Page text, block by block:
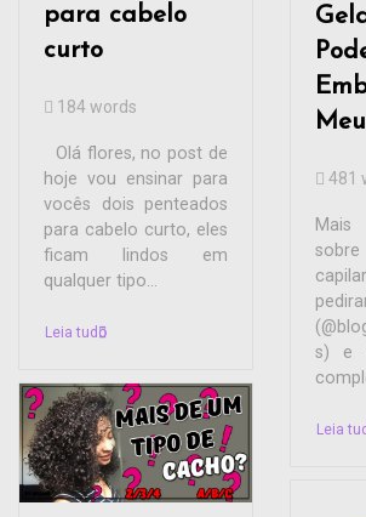
para cabelo
curto
184 words
Olá flores, no post de
hoje vou ensinar para
vocês dois penteados
para cabelo curto, eles
ficam lindos em
qualquer tipo...
Leia tudo
481
s) e
Leia